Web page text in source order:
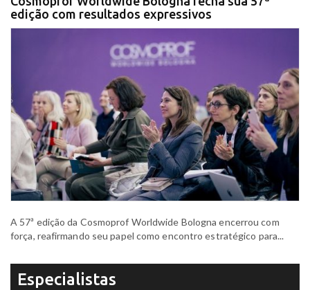
edição com resultados expressivos
A 57ª edição da Cosmoprof Worldwide Bologna encerrou com
força, reafirmando seu papel como encontro estratégico para...
Especialistas